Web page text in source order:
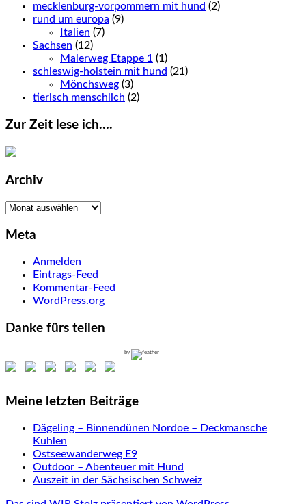
mecklenburg-vorpommern mit hund (2)
rund um europa (9)
Italien (7)
Sachsen (12)
Malerweg Etappe 1 (1)
schleswig-holstein mit hund (21)
Mönchsweg (3)
tierisch menschlich (2)
Zur Zeit lese ich….
Archiv
Archiv
Meta
Anmelden
Eintrags-Feed
Kommentar-Feed
WordPress.org
Danke fürs teilen
by
Meine letzten Beiträge
Dägeling – Binnendünen Nordoe – Deckmansche
Kuhlen
Ostseewanderweg E9
Outdoor – Abenteuer mit Hund
Auszeit in der Sächsischen Schweiz